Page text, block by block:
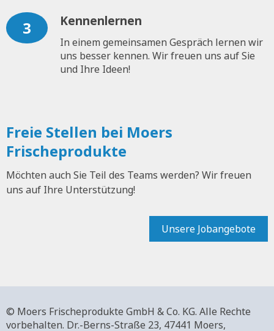
3 Kennenlernen
In einem gemeinsamen Gespräch lernen wir
uns besser kennen. Wir freuen uns auf Sie
und Ihre Ideen!
Freie Stellen bei Moers
Frischeprodukte
Möchten auch Sie Teil des Teams werden? Wir freuen
uns auf Ihre Unterstützung!
Unsere Jobangebote
© Moers Frischeprodukte GmbH & Co. KG. Alle Rechte
vorbehalten. Dr.-Berns-Straße 23, 47441 Moers,